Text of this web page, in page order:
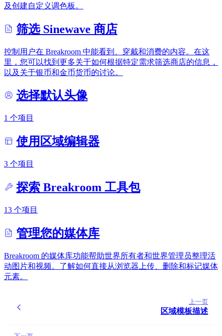
及创建自定义调色板。
筛选 Sinewave 商店
控制用户在 Breakroom 中能看到、穿戴和消费的内容。在这
里，您可以找到更多关于如何根据特定需求筛选商店的信息，
以及关于银币和金币货币的讨论。
选择默认头像
1 个项目
使用区域编辑器
3 个项目
探索 Breakroom 工具包
13 个项目
管理您的媒体库
Breakroom 的媒体库功能帮助世界所有者和世界管理员整理活
动图片和视频。了解如何直接从浏览器上传、删除和标记媒体
元素。
上一页
区域模板描述